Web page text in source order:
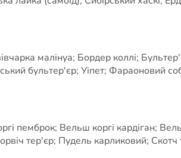
малінуа; Бордер коллі;
бультер'єр; Уіпет; Фараоновий
пемброк; Вельш коргі кардіган;
тер'єр; Пудель карликовий;